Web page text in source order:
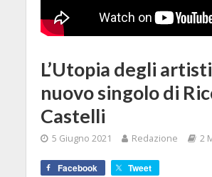
L’Utopia degli
nuovo singolo di
Castelli
5 Giugno 2021 Redazione 2
Facebook Tweet